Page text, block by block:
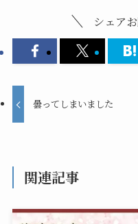
シェア
曇ってしまいました
関連記事